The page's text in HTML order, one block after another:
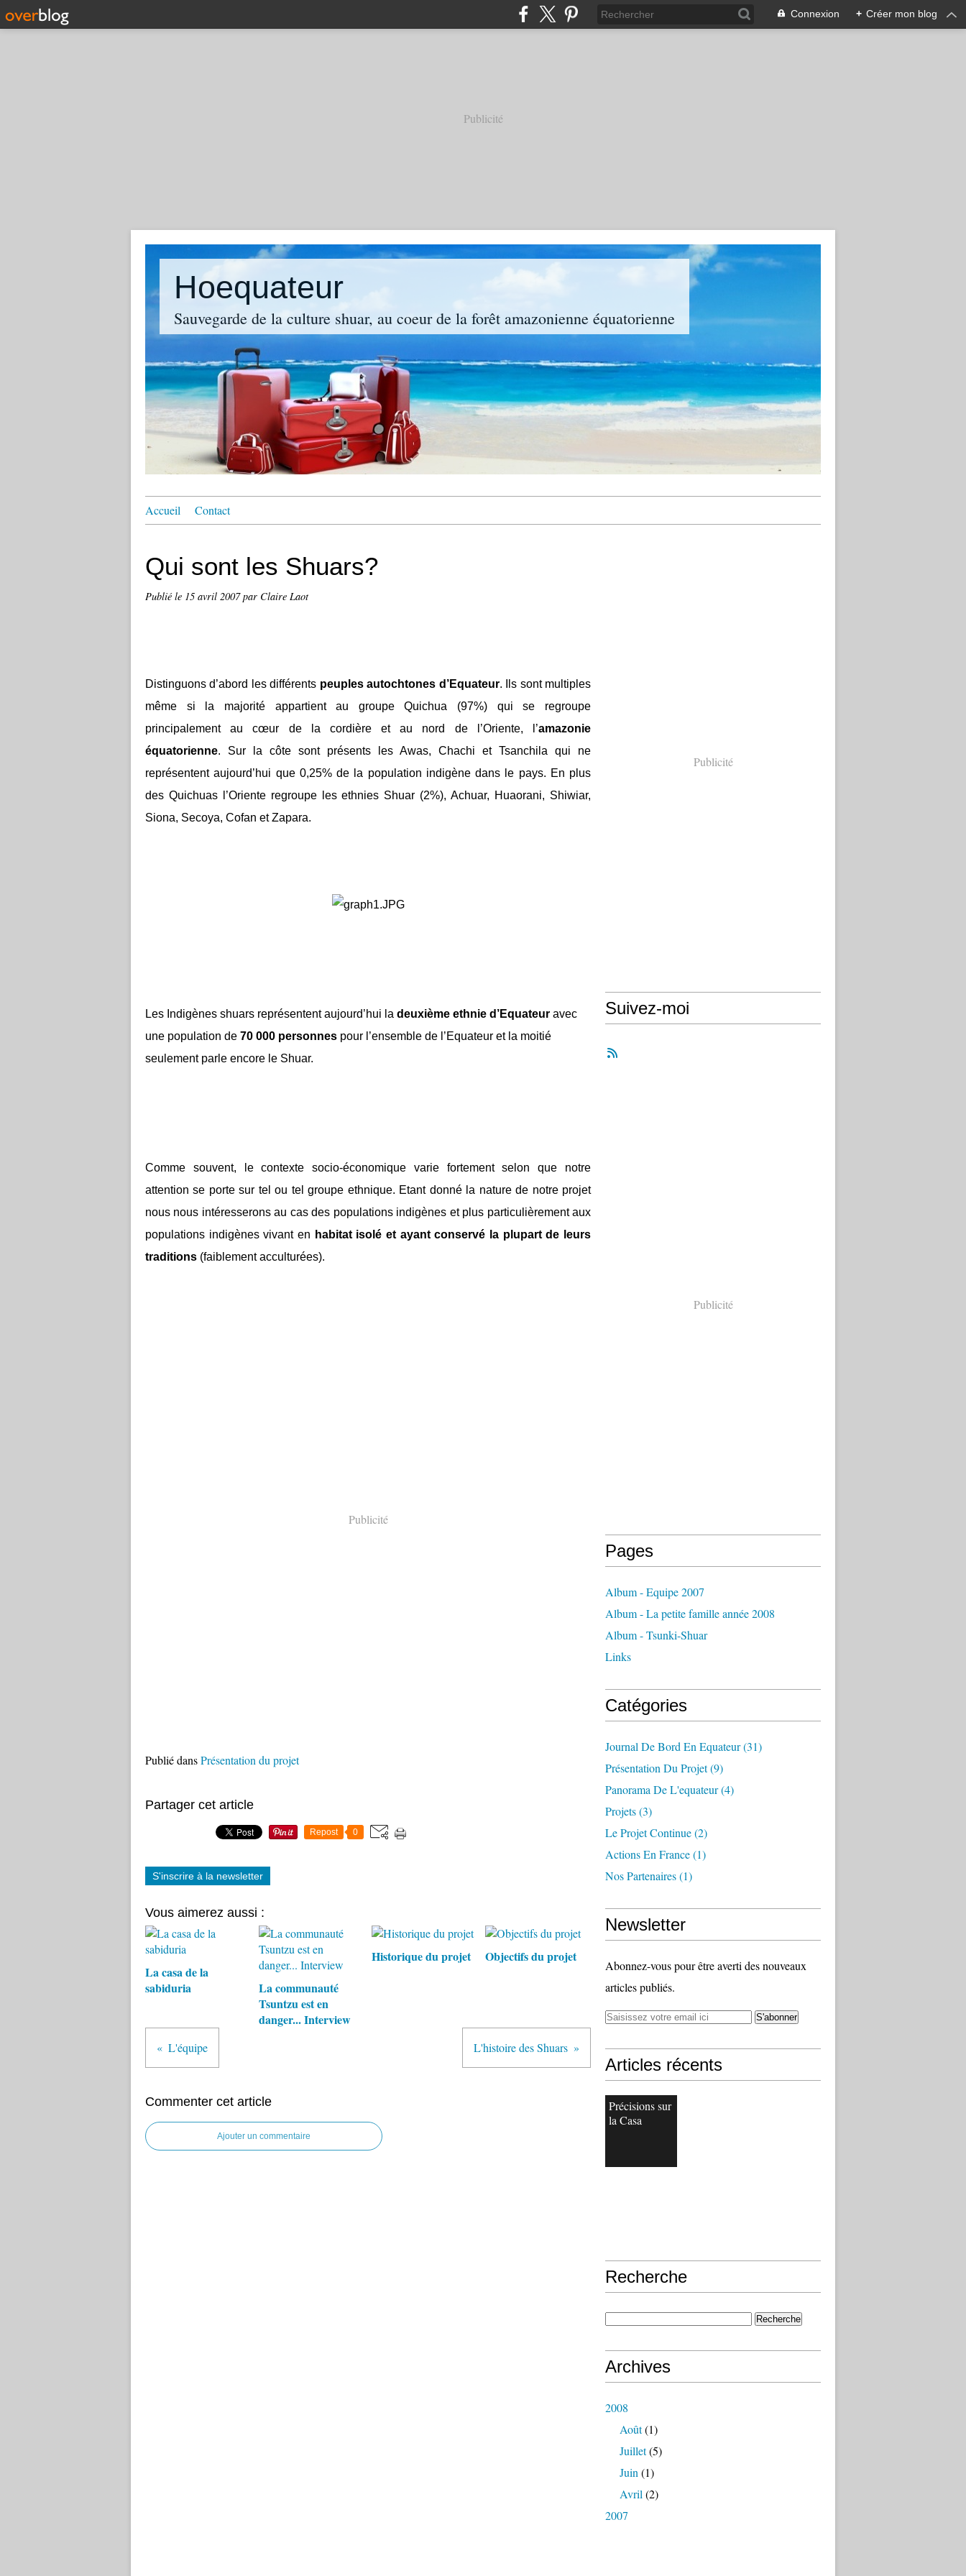
Connexion + Créer mon blog
Publicité
Hoequateur
Sauvegarde de la culture shuar, au coeur de la forêt amazonienne équatorienne
Accueil Contact
Qui sont les Shuars?
Publié le 15 avril 2007par Claire Laot
Distinguons d’abord les différents peuples autochtones d’Equateur. Ils sont multiples
même si la majorité appartient au groupe Quichua (97%) qui se regroupe
principalement au cœur de la cordière et au nord de l’Oriente, l’amazonie
équatorienne. Sur la côte sont présents les Awas, Chachi et Tsanchila qui ne
représentent aujourd’hui que 0,25% de la population indigène dans le pays. En plus
des Quichuas l’Oriente regroupe les ethnies Shuar (2%), Achuar, Huaorani, Shiwiar,
Siona, Secoya, Cofan et Zapara.
Les Indigènes shuars représentent aujourd’hui la deuxième ethnie d’Equateur avec
une population de 70 000 personnes pour l’ensemble de l’Equateur et la moitié
seulement parle encore le Shuar.
Comme souvent, le contexte socio-économique varie fortement selon que notre
attention se porte sur tel ou tel groupe ethnique. Etant donné la nature de notre projet
nous nous intéresserons au cas des populations indigènes et plus particulièrement aux
populations indigènes vivant en habitat isolé et ayant conservé la plupart de leurs
traditions (faiblement acculturées).
Publicité
Publié dansPrésentation du projet
Partager cet article
Repost 0
S'inscrire à la newsletter
Vous aimerez aussi :
La casa de la
sabiduria
La communauté
Tsuntzu est en
danger... Interview
Historique du projet Objectifs du projet
L'équipe L'histoire des Shuars
Commenter cet article
Ajouter un commentaire
Publicité
Suivez-moi
Publicité
Pages
Album - Equipe 2007
Album - La petite famille année 2008
Album - Tsunki-Shuar
Links
Catégories
Journal De Bord En Equateur(31)
Présentation Du Projet(9)
Panorama De L'equateur(4)
Projets(3)
Le Projet Continue(2)
Actions En France(1)
Nos Partenaires(1)
Newsletter
Abonnez-vous pour être averti des nouveaux
articles publiés.
Articles récents
Précisions sur
la Casa
Recherche
Archives
2008
Août(1)
Juillet(5)
Juin (1)
Avril (2)
2007